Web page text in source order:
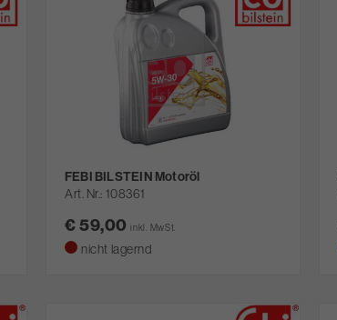
FEBI BILSTEIN Motoröl
Art. Nr. 108361
€ 59,00inkl. MwSt.
nicht lagernd